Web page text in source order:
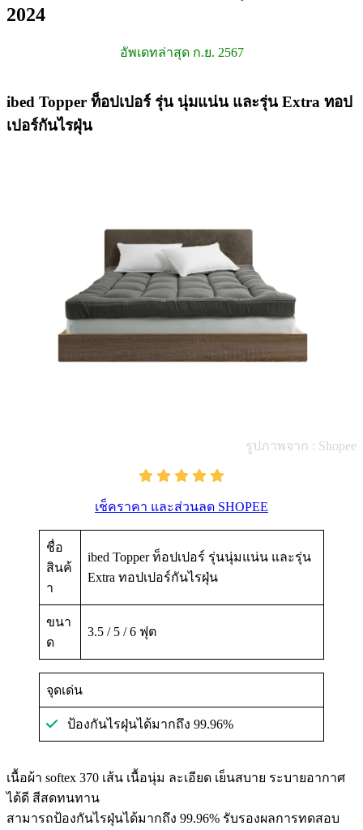
2024
อัพเดทล่าสุด ก.ย. 2567
ibed Topper ท็อปเปอร์ รุ่น นุ่มแน่น และรุ่น Extra ทอป
เปอร์กันไรฝุ่น
รูปภาพจาก : Shopee
เช็คราคา และส่วนลด SHOPEE
ชื่อ
สินค้
า
ibed Topper ท็อปเปอร์ รุ่นนุ่มแน่น และรุ่น
Extra ทอปเปอร์กันไรฝุ่น
ขนา
ด
3.5 / 5 / 6 ฟุต
จุดเด่น
ป้องกันไรฝุ่นได้มากถึง 99.96%
เนื้อผ้า softex 370 เส้น เนื้อนุ่ม ละเอียด เย็นสบาย ระบายอากาศ
ได้ดี สีสดทนทาน
สามารถป้องกันไรฝุ่นได้มากถึง 99.96% รับรองผลการทดสอบ